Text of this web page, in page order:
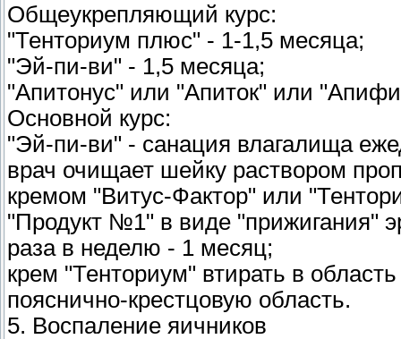
Общеукрепляющий курс:
"Тенториум плюс" - 1-1,5 месяца;
"Эй-пи-ви" - 1,5 месяца;
"Апитонус" или "Апиток" или
Основной курс:
"Эй-пи-ви" - санация влагалища
врач очищает шейку раствором
кремом "Витус-Фактор" или
"Продукт №1" в виде "прижигания"
раза в неделю - 1 месяц;
крем "Тенториум" втирать в
пояснично-крестцовую область.
5. Воспаление яичников